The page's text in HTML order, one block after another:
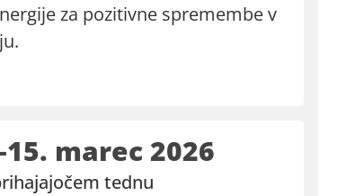
za pozitivne spremembe v
marec 2026
tednu